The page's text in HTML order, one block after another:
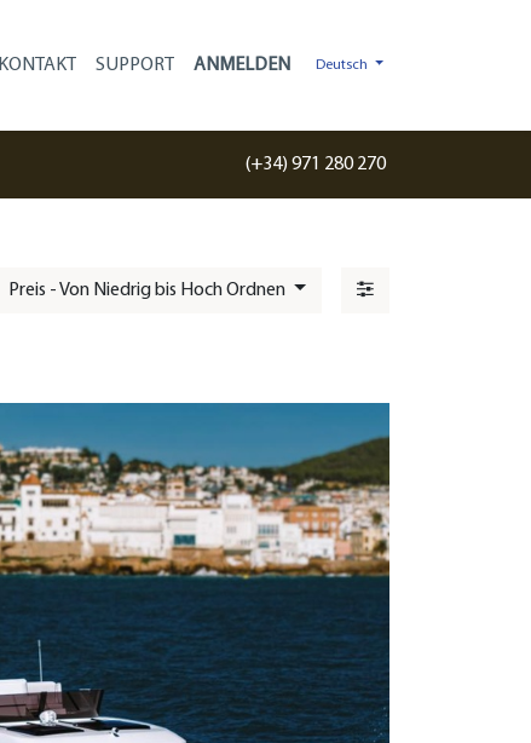
KONTAKT SUPPORT Deutsch
(+34) 971 280 270
Preis - Von Niedrig bis Hoch Ordnen